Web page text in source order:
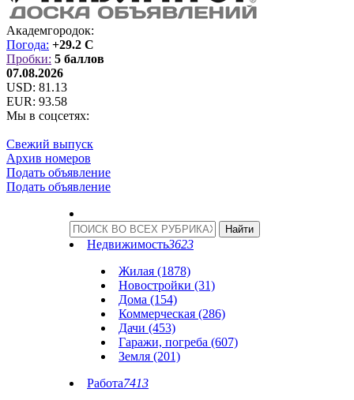
Академгородок:
Погода: +29.2 C
Пробки: 5 баллов
07.08.2026
USD: 81.13
EUR: 93.58
Мы в соцсетях:
Свежий выпуск
Архив номеров
Подать объявление
Подать объявление
Недвижимость3623
Жилая (1878)
Новостройки (31)
Дома (154)
Коммерческая (286)
Дачи (453)
Гаражи, погреба (607)
Земля (201)
Работа7413